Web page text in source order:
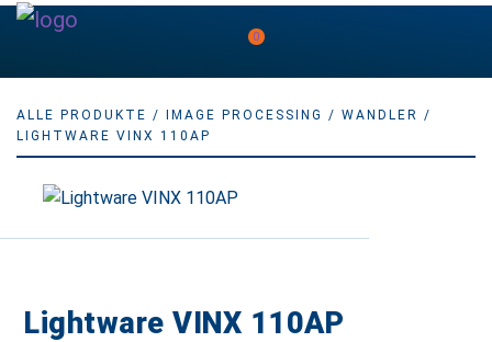
0
ALLE PRODUKTE / IMAGE PROCESSING / WANDLER /
LIGHTWARE VINX 110AP
Lightware VINX 110AP